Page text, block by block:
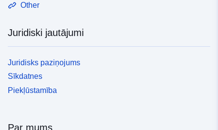
Other
Juridiski jautājumi
Juridisks paziņojums
Sīkdatnes
Piekļūstamība
Par mums